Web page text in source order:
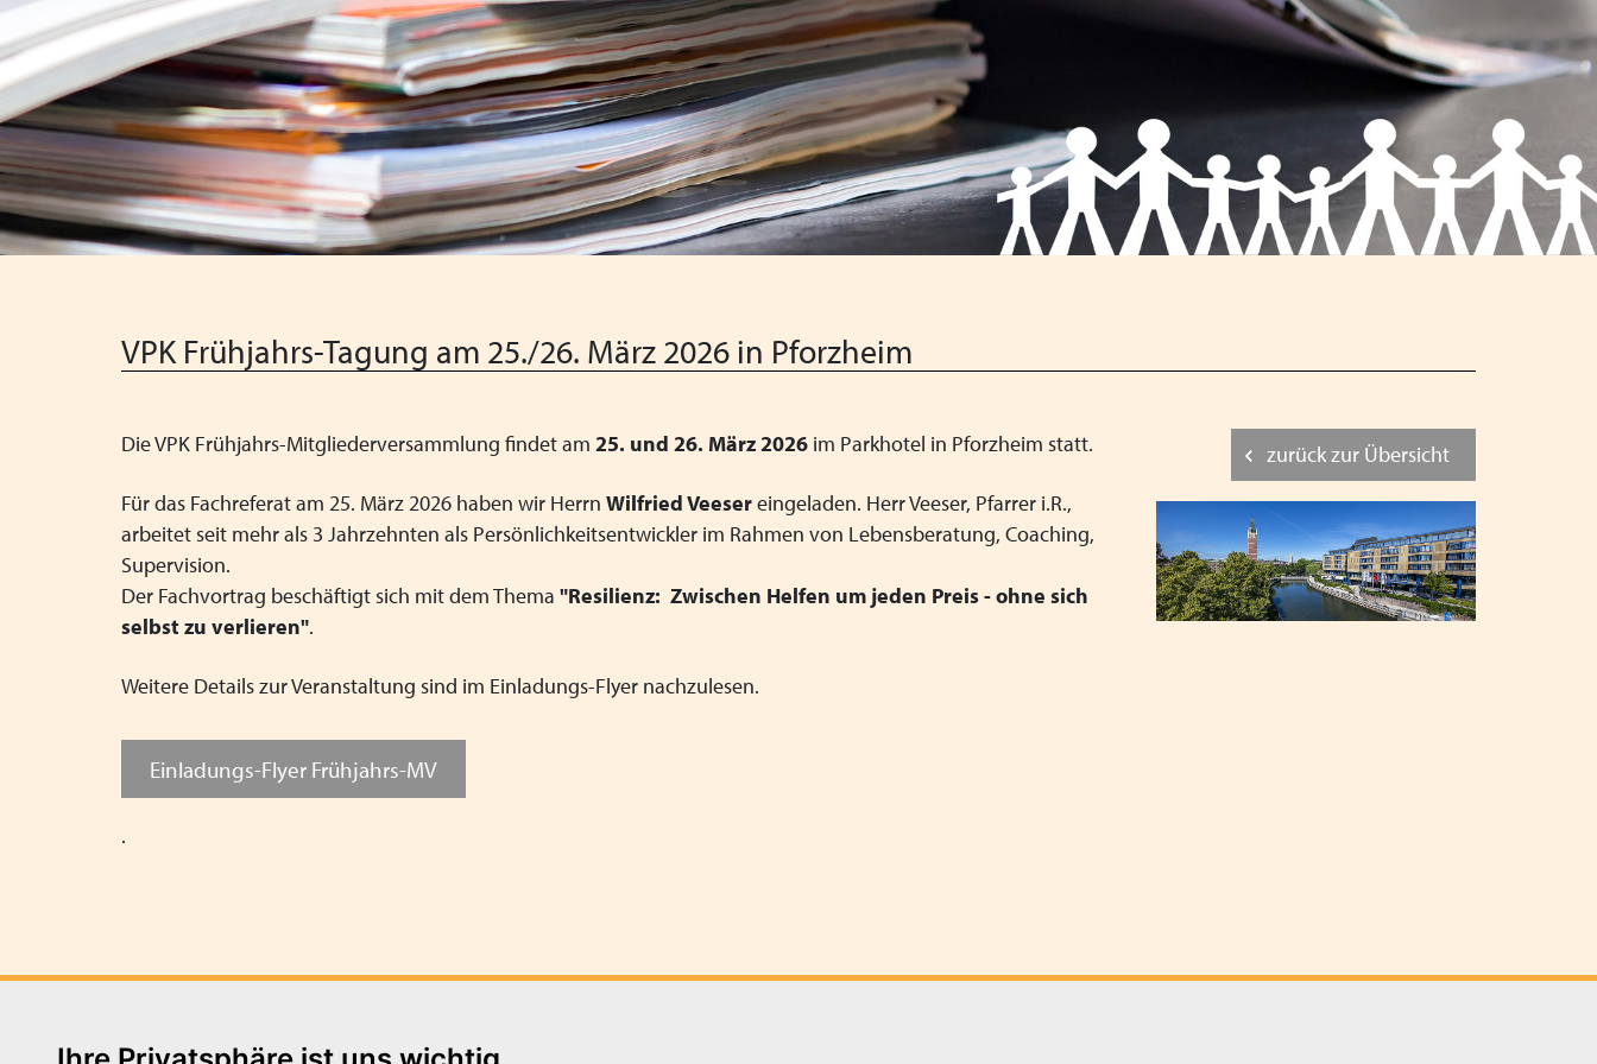
Qualität
Schließen
Schließen
Schließen
VPK Frühjahrs-Tagung am 25./26. März 2026 in Pforzheim
Die VPK Frühjahrs-Mitgliederversammlung findet am 25. und 26. März 2026 im Parkhotel in Pforzheim statt.
Für das Fachreferat am 25. März 2026 haben wir Herrn Wilfried Veesereingeladen. Herr Veeser, Pfarrer i.R.,
arbeitet seit mehr als 3 Jahrzehnten als Persönlichkeitsentwickler im Rahmen von Lebensberatung, Coaching,
Supervision.
Der Fachvortrag beschäftigt sich mit dem Thema "Resilienz: Zwischen Helfen um jeden Preis - ohne sich
selbst zu verlieren".
Weitere Details zur Veranstaltung sind im Einladungs-Flyer nachzulesen.
Einladungs-Flyer Frühjahrs-MV
.
zurück zur Übersicht